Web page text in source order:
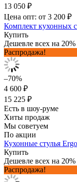
13 050 ₽
Цена опт: от 3 200 ₽
Комплект кухонных
Купить
Дешевле всех на 20%
Распродажа!
–70%
4 600 ₽
15 225 ₽
Есть в шоу-руме
Хиты продаж
Мы советуем
По акции
Кухонные стулья
Купить
Дешевле всех на 20%
Распродажа!